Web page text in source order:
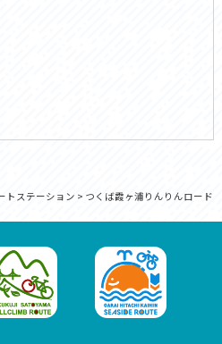
トステーション > つくば霞ヶ浦りんりんロード